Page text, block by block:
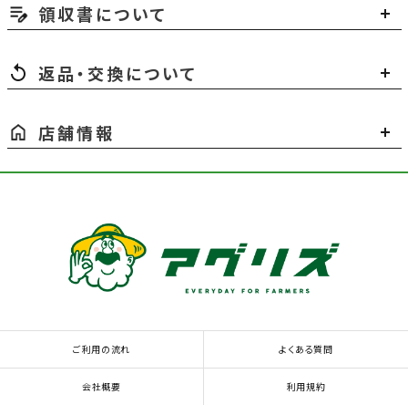
領収書について
返品・交換について
店舗情報
ご利用の流れ よくある質問
会社概要 利用規約